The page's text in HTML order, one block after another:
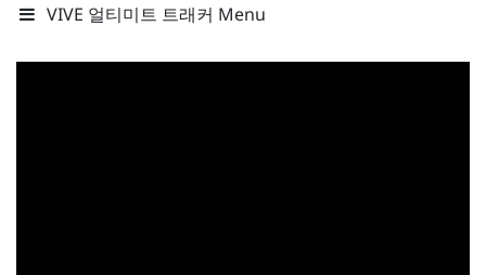
VIVE 얼티미트 트래커 Menu